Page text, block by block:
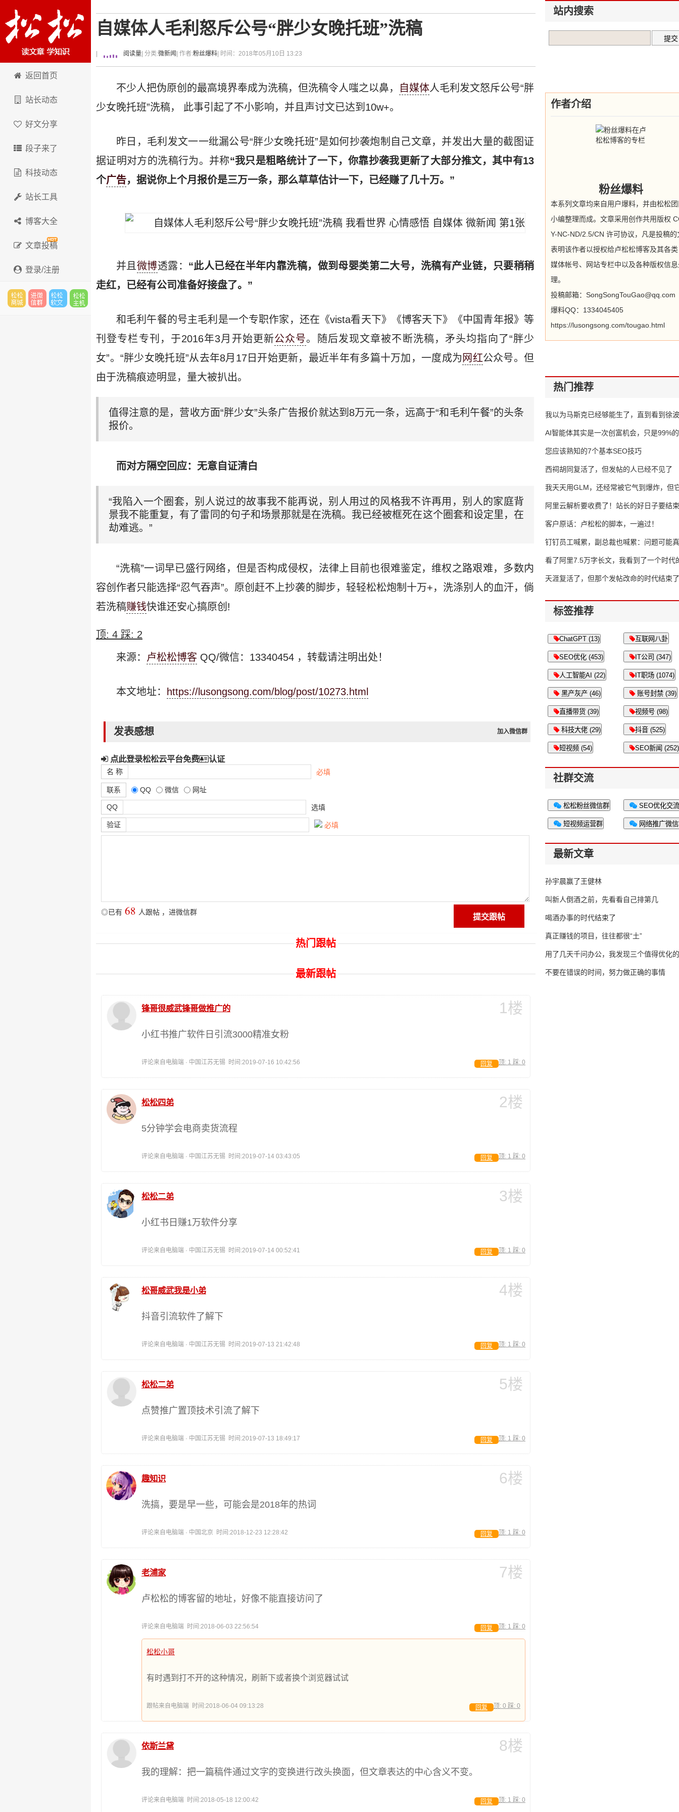
卢松松博客
返回首页
站长动态
好文分享
段子来了
科技动态
站长工具
博客大全
文章投稿
登录/注册
自媒体人毛利怒斥公号“胖少女晚托班”洗稿
阅读量 | 分类:微新闻 | 作者:粉丝爆料 | 时间：2018年05月10日 13:23
不少人把伪原创的最高境界奉成为洗稿，但洗稿令人嗤之以鼻， 自媒体人毛利发文怒斥公号“胖
少女晚托班”洗稿， 此事引起了不小影响，并且声讨文已达到10w+。
昨日，毛利发文一一纰漏公号“胖少女晚托班”是如何抄袭炮制自己文章，并发出大量的截图证
据证明对方的洗稿行为。并称“我只是粗略统计了一下，你靠抄袭我更新了大部分推文，其中有13
个广告，据说你上个月报价是三万一条，那么草草估计一下，已经赚了几十万。”
并且 微博透露： “此人已经在半年内靠洗稿，做到母婴类第二大号，洗稿有产业链，只要稍稍
走红，已经有公司准备好接盘了。”
和毛利午餐的号主毛利是一个专职作家，还在《vista看天下》《博客天下》《中国青年报》等
刊登专栏专刊，于2016年3月开始更新公众号。随后发现文章被不断洗稿，矛头均指向了“胖少
女”。“胖少女晚托班”从去年8月17日开始更新，最近半年有多篇十万加，一度成为 网红公众号。但
由于洗稿痕迹明显，量大被扒出。
值得注意的是，营收方面“胖少女”头条广告报价就达到8万元一条，远高于“和毛利午餐”的头条
报价。
而对方隔空回应：无意自证清白
“我陷入一个圈套，别人说过的故事我不能再说，别人用过的风格我不许再用，别人的家庭背
景我不能重复，有了雷同的句子和场景那就是在洗稿。我已经被框死在这个圈套和设定里，在
劫难逃。”
“洗稿”一词早已盛行网络，但是否构成侵权，法律上目前也很难鉴定，维权之路艰难，多数内
容创作者只能选择“忍气吞声”。原创赶不上抄袭的脚步，轻轻松松炮制十万+，洗涤别人的血汗，倘
若洗稿赚钱快谁还安心搞原创!
顶: 4 踩: 2
来源： 卢松松博客 QQ/微信：13340454 ，转载请注明出处！
本文地址： https://lusongsong.com/blog/post/10273.html
发表感想 加入微信群
点此登录松松云平台免费 认证
名 称 必填
联系 QQ 微信 网址
QQ 选填
验证 必填
◎已有 68 人跟帖 ， 进微信群
热门跟帖
最新跟帖
1楼
锋哥很威武锋哥做推广的
小红书推广软件日引流3000精准女粉
评论来自电脑端 · 中国江苏无锡 时间:2019-07-16 10:42:56 顶: 1 踩: 0
回复
2楼
松松四弟
5分钟学会电商卖货流程
评论来自电脑端 · 中国江苏无锡 时间:2019-07-14 03:43:05 顶: 1 踩: 0
回复
3楼
松松二弟
小红书日赚1万软件分享
评论来自电脑端 · 中国江苏无锡 时间:2019-07-14 00:52:41 顶: 1 踩: 0
回复
4楼
松哥威武我是小弟
抖音引流软件了解下
评论来自电脑端 · 中国江苏无锡 时间:2019-07-13 21:42:48 顶: 1 踩: 0
回复
5楼
松松二弟
点赞推广置顶技术引流了解下
评论来自电脑端 · 中国江苏无锡 时间:2019-07-13 18:49:17 顶: 1 踩: 0
回复
6楼
趣知识
洗搞，要是早一些，可能会是2018年的热词
评论来自电脑端 · 中国北京 时间:2018-12-23 12:28:42 顶: 1 踩: 0
回复
7楼
老浦家
卢松松的博客留的地址，好像不能直接访问了
评论来自电脑端 时间:2018-06-03 22:56:54 顶: 1 踩: 0
回复
松松小哥
有时遇到打不开的这种情况，刷新下或者换个浏览器试试
跟帖来自电脑端 时间:2018-06-04 09:13:28 顶: 0 踩: 0
回复
8楼
依斯兰黛
我的理解：把一篇稿件通过文字的变换进行改头换面，但文章表达的中心含义不变。
评论来自电脑端 时间:2018-05-18 12:00:42 顶: 1 踩: 0
回复
站内搜索
作者介绍
粉丝爆料
本系列文章均来自用户爆料，并由松松
小编整理而成。文章采用创作共用版权
Y-NC-ND/2.5/CN 许可协议，凡是投稿的
表明该作者以授权给卢松松博客及其各
媒体帐号、网站专栏中以及各种版权信
理。
投稿邮箱：SongSongTouGao@qq.com
爆料QQ：1334045405
https://lusongsong.com/tougao.html
热门推荐
我以为马斯克已经够能生了，直到看到
AI智能体其实是一次创富机会，只是99%
错过了
您应该熟知的7个基本SEO技巧
西祠胡同复活了，但发帖的人已经不见了
我天天用GLM，还经常被它气到爆炸，但
16万亿
阿里云解析要收费了！站长的好日子要结
客户原话：卢松松的脚本，一遍过！
钉钉员工喊累，副总裁也喊累：问题可能
了
看了阿里7.5万字长文，我看到了一个时代
天涯复活了，但那个发帖改命的时代结束了
标签推荐
ChatGPT (13) 互联网八卦
SEO优化 (453) IT公司 (347)
人工智能AI (22) IT职场 (1074)
黑产灰产 (46) 账号封禁 (39)
直播带货 (39) 视频号 (98)
科技大佬 (29) 抖音 (525)
短视频 (54) SEO新闻 (252)
社群交流
松松粉丝微信群 SEO优化交
短视频运营群 网络推广微
最新文章
孙宇晨赢了王健林
叫新人倒酒之前，先看看自己排第几
喝酒办事的时代结束了
真正赚钱的项目，往往都很“土”
用了几天千问办公，我发现三个值得优化
不要在错误的时间，努力做正确的事情